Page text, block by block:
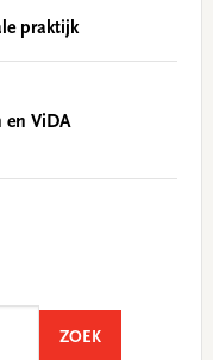
praktijk
en ViDA
ZOEKSEARCH